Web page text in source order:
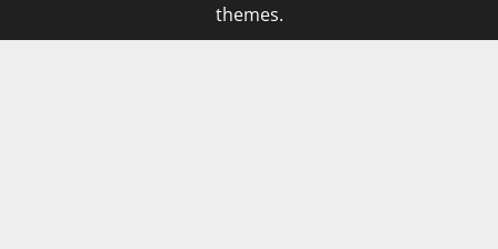
themes.